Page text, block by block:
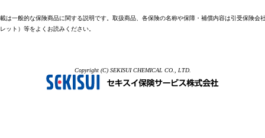
一般的な保険商品に関する説明です。取扱商品、各保険の名称や保障・補償内容は引受保険会
ット）等をよくお読みください。
Copyright (C) SEKISUI CHEMICAL CO., LTD.